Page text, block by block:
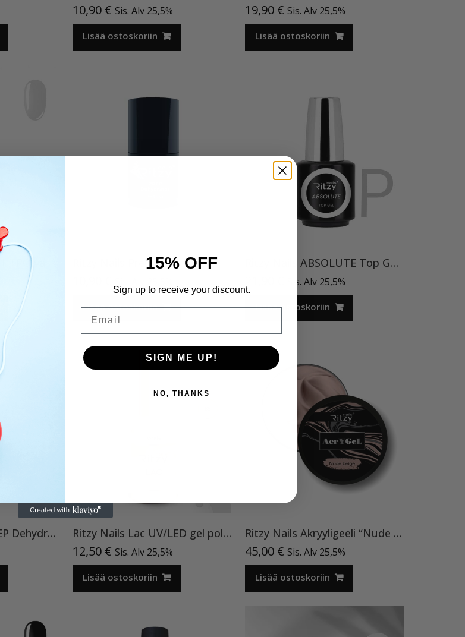
10,90 € Sis. Alv 25,5%
Lisää ostoskoriin
19,90 € Sis. Alv 25,5%
Lisää ostoskoriin
Ritzy Nails Prep Dehydrator
Lisää ostoskoriin
Ritzy Nails ABSOLUTE Top Gel 15ml. HEMA FREE -TPO vapaa. Uv/Led, 15 ml
Sis. Alv 25,5%
Lisää ostoskoriin
Ritzy Nails PREP STEP Dehydrator 12ml Ritzy Nails Lac UV/LED gel polish ”White”65, 9 ml, geelilakka TPO vapaa
12,50 € Sis. Alv 25,5%
Lisää ostoskoriin
Ritzy Nails Akryyligeeli “Nude Beige”,56ml TPO vapaa
45,00 € Sis. Alv 25,5%
Lisää ostoskoriin
15% OFF
Sign up to receive your discount.
SIGN ME UP!
NO, THANKS